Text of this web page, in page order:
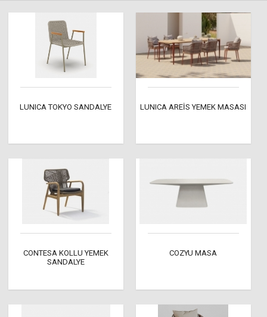
LUNICA TOKYO SANDALYE LUNICA AREİS YEMEK MASASI
CONTESA KOLLU YEMEK
SANDALYE
COZYU MASA